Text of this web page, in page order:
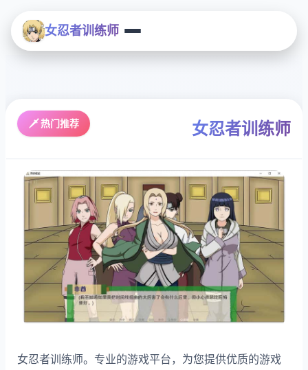
女忍者训练师
🗡️ 热门推荐 女忍者训练师
女忍者训练师。专业的游戏平台，为您提供优质的游戏